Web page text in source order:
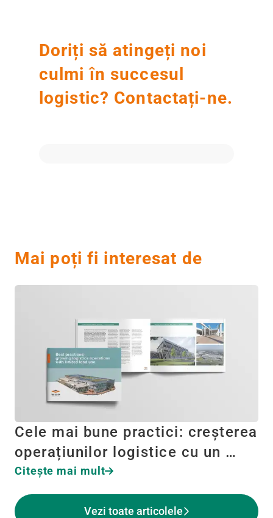
Doriți să atingeți noi
culmi în succesul
logistic? Contactați-ne.
Mai poți fi interesat de
Cele mai bune practici: creșterea
operațiunilor logistice cu un …
Citeşte mai mult
Vezi toate articolele